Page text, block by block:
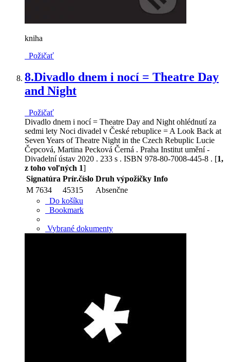
kniha
Požičať
8.Divadlo dnem i nocí = Theatre Day
and Night
Požičať
Divadlo dnem i nocí = Theatre Day and Night ohlédnutí za
sedmi lety Noci divadel v České rebuplice = A Look Back at
Seven Years of Theatre Night in the Czech Rebuplic Lucie
Čepcová, Martina Pecková Černá . Praha Institut umění -
Divadelní ústav 2020 . 233 s . ISBN 978-80-7008-445-8 . [1,
z toho voľných 1]
Signatúra Prír.číslo Druh výpožičky Info
M 7634
45315
Absenčne
Do košíku
Bookmark
Vybrané dokumenty